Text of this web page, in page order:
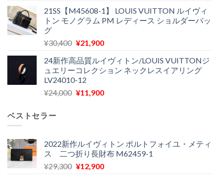
で
し
¥18,300
で
価
格
¥27,200
し
た。
の
価
は
で
す。
21SS【M45608-1】 LOUIS VUITTON ルイヴィ
トン モノグラム PM レディース ショルダーバッ
グ
¥30,400 元
価
格
は
¥30,400
¥21,900現
の
価
は
24新作高品質ルイヴィトン/LOUIS VUITTONジ
ュエリーコレクション ネックレスイアリング
LV24010-12
¥24,000 元
¥24,000
で
し
¥11,900現
は
¥11,900
で
ベストセラー
2022新作ルイヴィトン ポルトフォイユ・メティ
ス 二つ折り長財布 M62459-1
¥29,300 元
¥12,900現